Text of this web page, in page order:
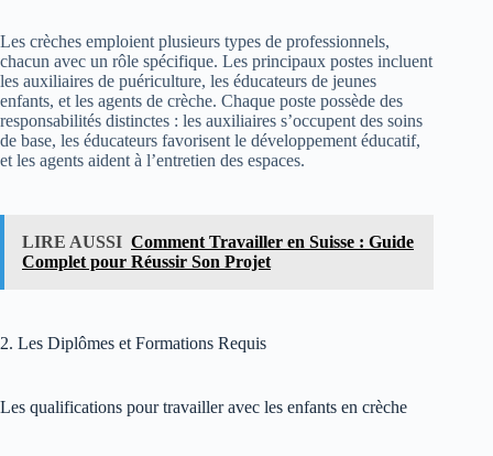
Les crèches emploient plusieurs types de professionnels,
chacun avec un rôle spécifique. Les principaux postes incluent
les auxiliaires de puériculture, les éducateurs de jeunes
enfants, et les agents de crèche. Chaque poste possède des
responsabilités distinctes : les auxiliaires s’occupent des soins
de base, les éducateurs favorisent le développement éducatif,
et les agents aident à l’entretien des espaces.
LIRE AUSSI Comment Travailler en Suisse : Guide
Complet pour Réussir Son Projet
2. Les Diplômes et Formations Requis
Les qualifications pour travailler avec les enfants en crèche